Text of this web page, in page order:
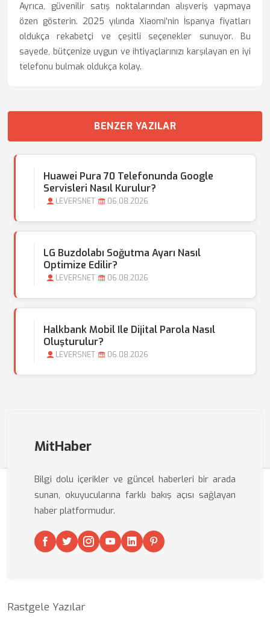
Ayrıca, güvenilir satış noktalarından alışveriş yapmaya
özen gösterin. 2025 yılında Xiaomi’nin İspanya fiyatları
oldukça rekabetçi ve çeşitli seçenekler sunuyor. Bu
sayede, bütçenize uygun ve ihtiyaçlarınızı karşılayan en iyi
telefonu bulmak oldukça kolay.
BENZER YAZILAR
Huawei Pura 70 Telefonunda Google
Servisleri Nasıl Kurulur?
LEVERSNET 06.08.2026
LG Buzdolabı Soğutma Ayarı Nasıl
Optimize Edilir?
LEVERSNET 06.08.2026
Halkbank Mobil Ile Dijital Parola Nasıl
Oluşturulur?
LEVERSNET 06.08.2026
MitHaber
Bilgi dolu içerikler ve güncel haberleri bir arada
sunan, okuyucularına farklı bakış açısı sağlayan
haber platformudur.
Rastgele Yazılar